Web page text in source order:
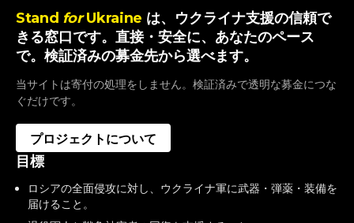
Stand for Ukraine は、ウクライナ支援の信頼で
きる窓口です。直接・安全に、あなたのペース
で。検証済みの募金先から選べます。
当サイトは寄付の処理をしません。検証済みで透明な募金につな
ぐだけです。
プロジェクトについて
目標
ロシアの全面侵攻に対し、ウクライナ軍に武器・弾薬・装備を
届けること。